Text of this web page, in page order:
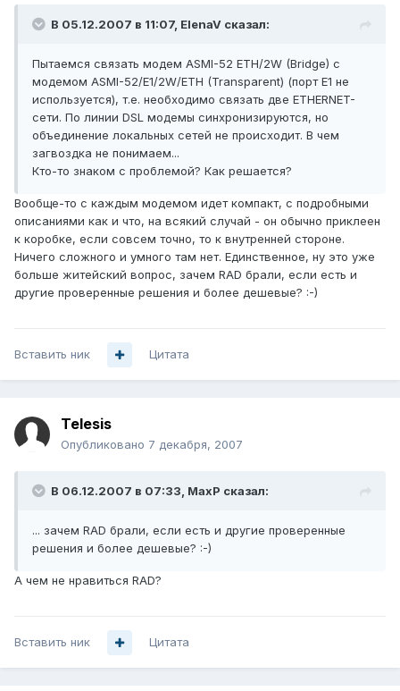
В 05.12.2007 в 11:07, ElenaV сказал:
Пытаемся связать модем ASMI-52 ETH/2W (Bridge) с
модемом ASMI-52/E1/2W/ETH (Transparent) (порт Е1 не
используется), т.е. необходимо связать две ETHERNET-
сети. По линии DSL модемы синхронизируются, но
объединение локальных сетей не происходит. В чем
загвоздка не понимаем...
Кто-то знаком с проблемой? Как решается?
Вообще-то с каждым модемом идет компакт, с подробными
описаниями как и что, на всякий случай - он обычно приклеен
к коробке, если совсем точно, то к внутренней стороне.
Ничего сложного и умного там нет. Единственное, ну это уже
больше житейский вопрос, зачем RAD брали, если есть и
другие проверенные решения и более дешевые? :-)
Вставить ник Цитата
Telesis
Опубликовано 7 декабря, 2007
В 06.12.2007 в 07:33, MaxP сказал:
... зачем RAD брали, если есть и другие проверенные
решения и более дешевые? :-)
А чем не нравиться RAD?
Вставить ник Цитата